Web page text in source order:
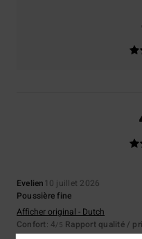
Evelien 10 juillet 2026
Poussière fine
Afficher original - Dutch
Confort: 4/5 Rapport qualité /